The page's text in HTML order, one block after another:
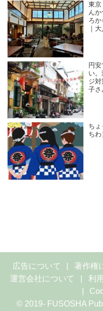
東京
ん
ろ
｜
円
い
ジ対
子さ
ちょ
ちわ
広告について 著作権
運営会社について
利
© 2019- FUSOSHA